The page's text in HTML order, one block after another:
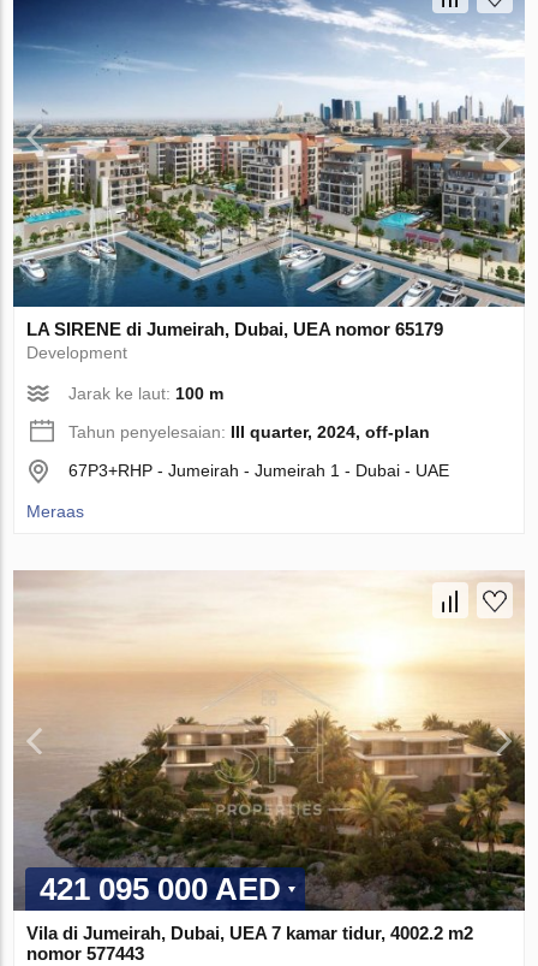
LA SIRENE di Jumeirah, Dubai, UEA nomor 65179
Development
Jarak ke laut: 100 m
Tahun penyelesaian: III quarter, 2024, off-plan
67P3+RHP - Jumeirah - Jumeirah 1 - Dubai - UAE
Meraas
421 095 000 AED
Vila di Jumeirah, Dubai, UEA 7 kamar tidur, 4002.2 m2
nomor 577443